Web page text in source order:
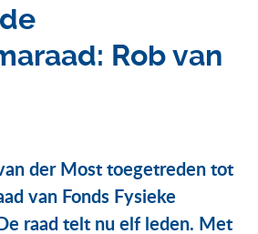
Rob van
der Most toegetreden tot
van Fonds Fysieke
raad telt nu elf leden. Met